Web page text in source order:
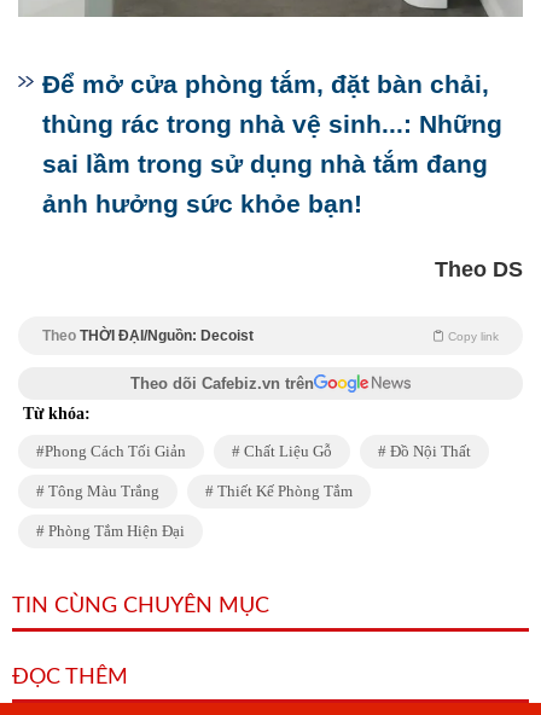
Để mở cửa phòng tắm, đặt bàn chải,
thùng rác trong nhà vệ sinh...: Những
sai lầm trong sử dụng nhà tắm đang
ảnh hưởng sức khỏe bạn!
Theo DS
Theo THỜI ĐẠI/Nguồn: Decoist Copy link
Theo dõi Cafebiz.vn trên
Từ khóa:
Phong Cách Tối Giản Chất Liệu Gỗ Đồ Nội Thất
Tông Màu Trắng Thiết Kế Phòng Tắm
Phòng Tắm Hiện Đại
TIN CÙNG CHUYÊN MỤC
ĐỌC THÊM